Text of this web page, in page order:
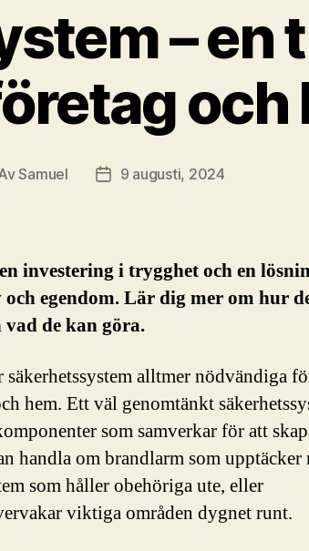
– en
och
Samuel Inläggsdatum
9 augusti, 2024
investering i trygghet och en
egendom. Lär dig mer om hur
de kan göra.
alltmer nödvändiga
hem. Ett väl genomtänkt
som samverkar för att
handla om brandlarm som upptäcker
som håller obehöriga ute, eller
viktiga områden dygnet runt.